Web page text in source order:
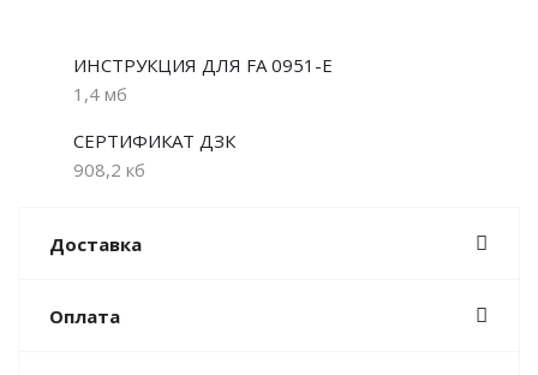
ИНСТРУКЦИЯ ДЛЯ FA 0951-E
1,4 мб
СЕРТИФИКАТ ДЗК
908,2 кб
Доставка
Оплата